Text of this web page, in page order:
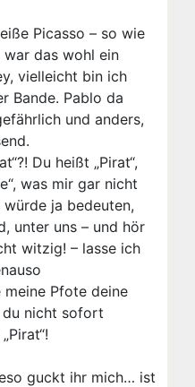
Picasso – so wie
war das wohl ein
vielleicht bin ich
Bande. Pablo da
und anders,
Du heißt „Pirat“,
was mir gar nicht
ja bedeuten,
unter uns – und hör
witzig! – lasse ich
meine Pfote deine
du nicht sofort
guckt ihr mich… ist